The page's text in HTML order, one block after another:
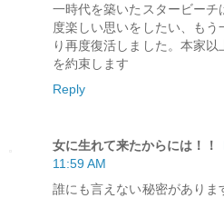
一時代を築いたスタービー
度楽しい思いをしたい、も
り再度復活しました。本家
を約束します
Reply
女に生れて来たからには！！
11:59 AM
誰にも言えない秘密がありま